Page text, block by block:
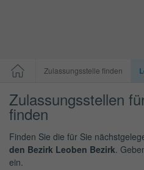
Zulassungsstelle finden
Zulassungsstellen
finden
Finden Sie die für Sie
den Bezirk Leoben Bezirk.
ein.